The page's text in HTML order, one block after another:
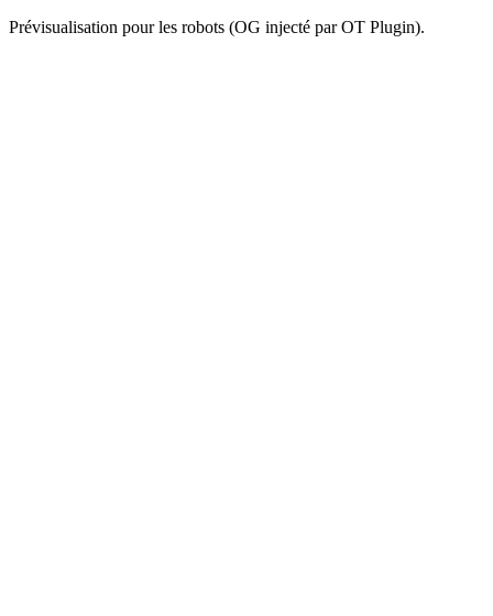
Prévisualisation pour les robots (OG injecté par OT Plugin).